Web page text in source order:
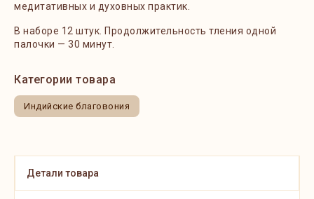
медитативных и духовных практик.
В наборе 12 штук. Продолжительность тления одной
палочки — 30 минут.
Категории товара
Индийские благовония
Детали товара